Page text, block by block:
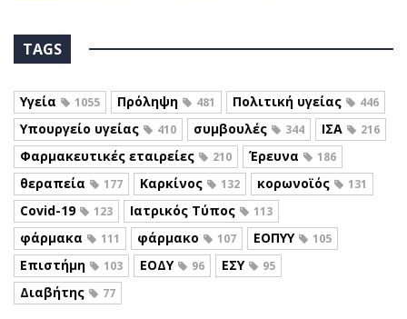
TAGS
Υγεία 1055 Πρόληψη 481 Πολιτική υγείας 446
Υπουργείο υγείας 410 συμβουλές 344 ΙΣΑ 216
Φαρμακευτικές εταιρείες 210 Έρευνα 186
θεραπεία 177 Καρκίνος 132 κορωνοϊός 131
Covid-19 123 Ιατρικός Τύπος 113
φάρμακα 111 φάρμακο 107 ΕΟΠΥΥ 105
Επιστήμη 103 ΕΟΔΥ 96 ΕΣΥ 95
Διαβήτης 77